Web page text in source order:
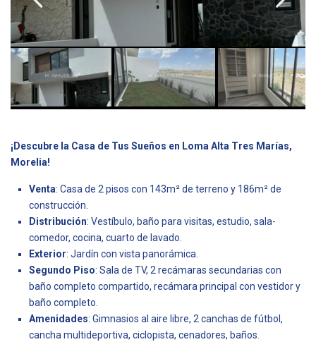
¡Descubre la Casa de Tus Sueños en Loma Alta Tres Marías,
Morelia!
Venta: Casa de 2 pisos con 143m² de terreno y 186m² de
construcción.
Distribución: Vestíbulo, baño para visitas, estudio, sala-
comedor, cocina, cuarto de lavado.
Exterior: Jardín con vista panorámica.
Segundo Piso: Sala de TV, 2 recámaras secundarias con
baño completo compartido, recámara principal con vestidor y
baño completo.
Amenidades: Gimnasios al aire libre, 2 canchas de fútbol,
cancha multideportiva, ciclopista, cenadores, baños.